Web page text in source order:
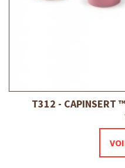
T312 - CAPINSERT